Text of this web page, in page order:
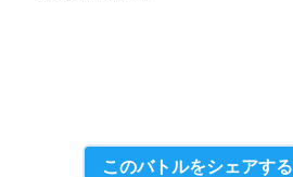
このバトルをシェアする